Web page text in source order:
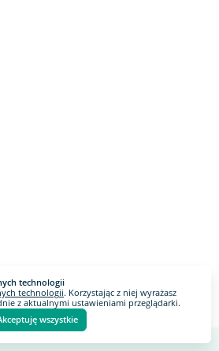
technologii
technologii. Korzystając z niej wyrażasz
z aktualnymi ustawieniami przeglądarki.
wszystkie